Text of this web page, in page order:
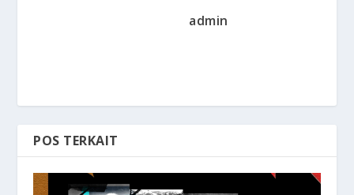
admin
POS TERKAIT